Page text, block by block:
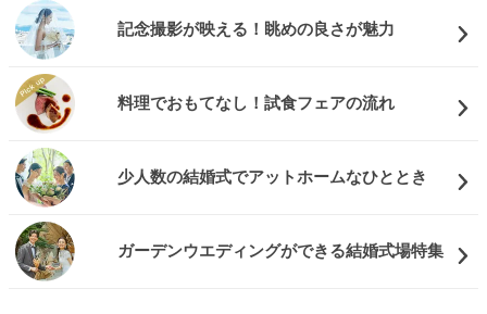
記念撮影が映える！眺めの良さが魅力
料理でおもてなし！試食フェアの流れ
少人数の結婚式でアットホームなひととき
ガーデンウエディングができる結婚式場特集